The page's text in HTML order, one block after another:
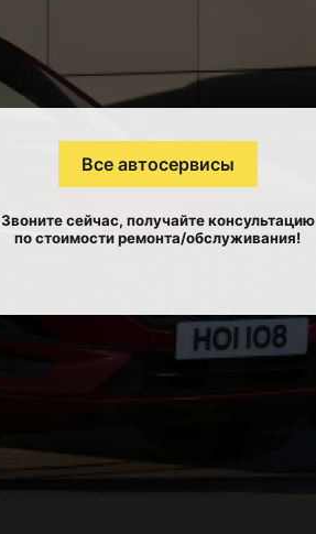
Все автосервисы
Звоните сейчас, получайте консультацию
по стоимости ремонта/обслуживания!